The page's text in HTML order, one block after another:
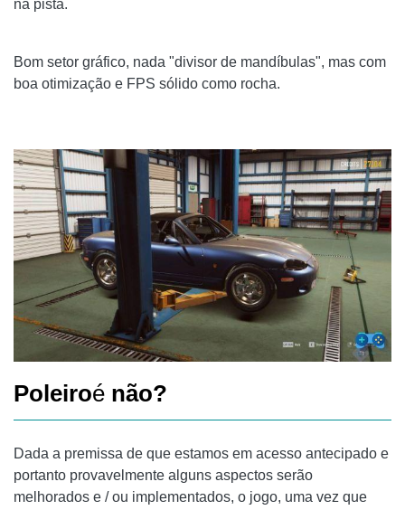
na pista.
Bom setor gráfico, nada "divisor de mandíbulas", mas com
boa otimização e FPS sólido como rocha.
Poleiroé não?
Dada a premissa de que estamos em acesso antecipado e
portanto provavelmente alguns aspectos serão
melhorados e / ou implementados, o jogo, uma vez que